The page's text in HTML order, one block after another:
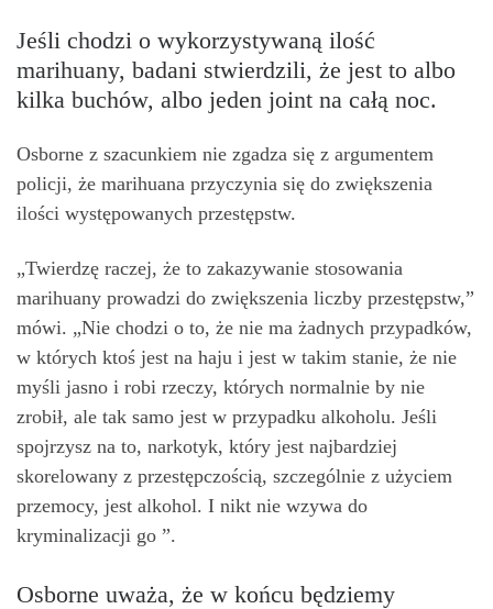
Jeśli chodzi o wykorzystywaną ilość
marihuany, badani stwierdzili, że jest to albo
kilka buchów, albo jeden joint na całą noc.
Osborne z szacunkiem nie zgadza się z argumentem
policji, że marihuana przyczynia się do zwiększenia
ilości występowanych przestępstw.
„Twierdzę raczej, że to zakazywanie stosowania
marihuany prowadzi do zwiększenia liczby przestępstw,”
mówi. „Nie chodzi o to, że nie ma żadnych przypadków,
w których ktoś jest na haju i jest w takim stanie, że nie
myśli jasno i robi rzeczy, których normalnie by nie
zrobił, ale tak samo jest w przypadku alkoholu. Jeśli
spojrzysz na to, narkotyk, który jest najbardziej
skorelowany z przestępczością, szczególnie z użyciem
przemocy, jest alkohol. I nikt nie wzywa do
kryminalizacji go ”.
Osborne uważa, że w końcu będziemy